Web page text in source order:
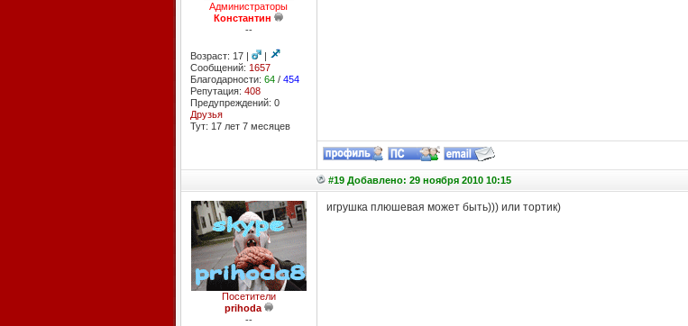
Администраторы
Константин
--
Возраст: 17 |
|
Сообщений: 1657
Благодарности: 64/ 454
Репутация: 408
Предупреждений: 0
Друзья
Тут: 17 лет 7 месяцев
#19 Добавлено: 29 ноября 2010 10:15
Посетители
prihoda
--
игрушка плюшевая может быть))) или тортик)